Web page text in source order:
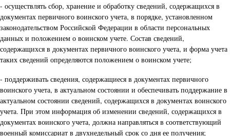
- осуществлять сбор, хранение и обработку сведений, содержащихся в
документах первичного воинского учета, в порядке, установленном
законодательством Российской Федерации в области персональных
данных и положением о воинском учете. Состав сведений,
содержащихся в документах первичного воинского учета, и форма учета
таких сведений определяются положением о воинском учете;
- поддерживать сведения, содержащиеся в документах первичного
воинского учета, в актуальном состоянии и обеспечивать поддержание в
актуальном состоянии сведений, содержащихся в документах воинского
учета. При этом информация об изменении сведений, содержащихся в
документах воинского учета, должна направляться в соответствующий
военный комиссариат в двухнедельный срок со дня ее получения;